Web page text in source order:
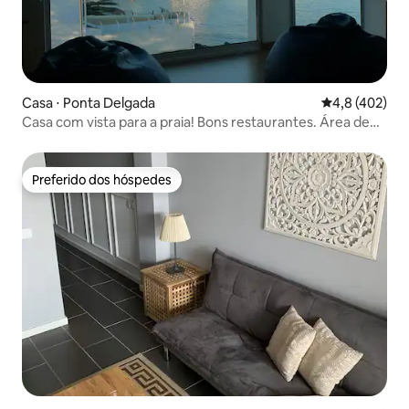
Casa ⋅ Ponta Delgada 4,8 de uma
4,8 (402)
Casa com vista para a praia! Bons restaurantes. Área de
Preferido dos hóspedes
Preferido dos hóspedes